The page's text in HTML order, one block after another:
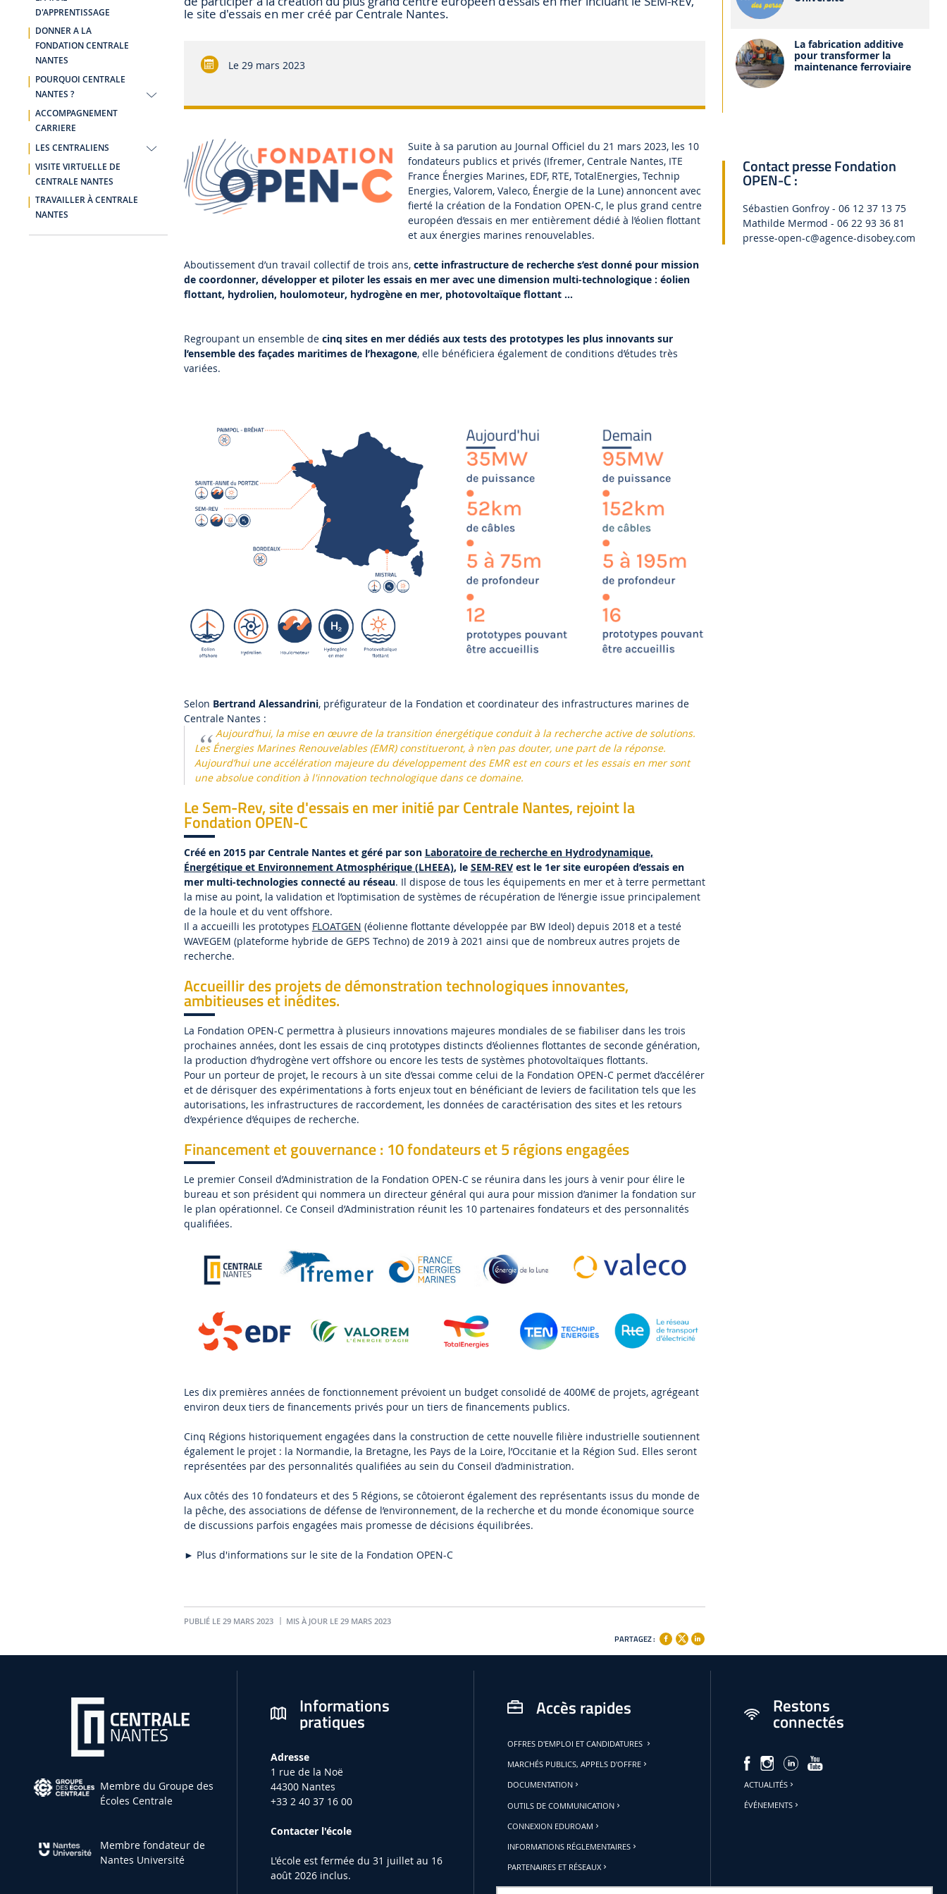
D'APPRENTISSAGE
DONNER A LA
FONDATION CENTRALE
NANTES
POURQUOI CENTRALE
NANTES ?
ACCOMPAGNEMENT
CARRIERE
LES CENTRALIENS
VISITE VIRTUELLE DE
CENTRALE NANTES
TRAVAILLER À CENTRALE
NANTES
le site d'essais en mer créé par Centrale Nantes.
Le 29 mars 2023
Suite à sa parution au Journal Officiel du 21 mars 2023, les 10
fondateurs publics et privés (Ifremer, Centrale Nantes, ITE
France Énergies Marines, EDF, RTE, TotalEnergies, Technip
Energies, Valorem, Valeco, Énergie de la Lune) annoncent avec
fierté la création de la Fondation OPEN-C, le plus grand centre
européen d’essais en mer entièrement dédié à l’éolien flottant
et aux énergies marines renouvelables.
Aboutissement d’un travail collectif de trois ans, cette infrastructure de recherche s’est donné pour mission
de coordonner, développer et piloter les essais en mer avec une dimension multi-technologique : éolien
flottant, hydrolien, houlomoteur, hydrogène en mer, photovoltaïque flottant …
Regroupant un ensemble de cinq sites en mer dédiés aux tests des prototypesles plus innovants sur
l’ensemble des façades maritimes de l’hexagone, elle bénéficiera également de conditions d’études très
variées.
Selon Bertrand Alessandrini, préfigurateur de la Fondation et coordinateur des infrastructures marines de
Centrale Nantes :
Aujourd’hui, la mise en œuvre de la transition énergétique conduit à la recherche active de solutions.
Les Énergies Marines Renouvelables (EMR) constitueront, à n’en pas douter, une part de la réponse.
Aujourd’hui une accélération majeure du développement des EMR est en cours et les essais en mer sont
une absolue condition à l'innovation technologique dans ce domaine.
Le Sem-Rev, site d'essais en mer initié par Centrale Nantes, rejoint la
Fondation OPEN-C
Créé en 2015 par Centrale Nantes et géré par son Laboratoire de recherche en Hydrodynamique,
Énergétique et Environnement Atmosphérique (LHEEA), le SEM-REVest le 1er site européen d’essais en
mer multi-technologies connecté au réseau. Il dispose de tous les équipements en mer et à terre permettant
la mise au point, la validation et l’optimisation de systèmes de récupération de l’énergie issue principalement
de la houle et du vent offshore.
Il a accueilli les prototypes FLOATGEN (éolienne flottante développée par BW Ideol) depuis 2018 et a testé
WAVEGEM (plateforme hybride de GEPS Techno) de 2019 à 2021 ainsi que de nombreux autres projets de
recherche.
Accueillir des projets de démonstration technologiques innovantes,
ambitieuses et inédites.
La Fondation OPEN-C permettra à plusieurs innovations majeures mondiales de se fiabiliser dans les trois
prochaines années, dont les essais de cinq prototypes distincts d’éoliennes flottantes de seconde génération,
la production d’hydrogène vert offshore ou encore les tests de systèmes photovoltaïques flottants.
Pour un porteur de projet, le recours à un site d’essai comme celui de la Fondation OPEN-C permet d’accélérer
et de dérisquer des expérimentations à forts enjeux tout en bénéficiant de leviers de facilitation tels que les
autorisations, les infrastructures de raccordement, les données de caractérisation des sites et les retours
d’expérience d’équipes de recherche.
Financement et gouvernance : 10 fondateurs et 5 régions engagées
Le premier Conseil d’Administration de la Fondation OPEN-C se réunira dans les jours à venir pour élire le
bureau et son président qui nommera un directeur général qui aura pour mission d’animer la fondation sur
le plan opérationnel. Ce Conseil d’Administration réunit les 10 partenaires fondateurs et des personnalités
qualifiées.
Les dix premières années de fonctionnement prévoient un budget consolidé de 400M€ de projets, agrégeant
environ deux tiers de financements privés pour un tiers de financements publics.
Cinq Régions historiquement engagées dans la construction de cette nouvelle filière industrielle soutiennent
également le projet : la Normandie, la Bretagne, les Pays de la Loire, l’Occitanie et la Région Sud. Elles seront
représentées par des personnalités qualifiées au sein du Conseil d’administration.
Aux côtés des 10 fondateurs et des 5 Régions, se côtoieront également des représentants issus du monde de
la pêche, des associations de défense de l’environnement, de la recherche et du monde économique source
de discussions parfois engagées mais promesse de décisions équilibrées.
► Plus d'informations sur le site de la Fondation OPEN-C
PUBLIÉ LE 29 MARS 2023 MIS À JOUR LE 29 MARS 2023
PARTAGEZ :
La fabrication additive
pour transformer la
maintenance ferroviaire
Contact presse Fondation
OPEN-C :
Sébastien Gonfroy - 06 12 37 13 75
Mathilde Mermod - 06 22 93 36 81
presse-open-c@agence-disobey.com
Membre du Groupe des
Écoles Centrale
Membre fondateur de
Nantes Université
Informations
pratiques
Adresse
1 rue de la Noë
44300 Nantes
+33 2 40 37 16 00
Contacter l'école
L'école est fermée du 31 juillet au 16
août 2026 inclus.
Accès rapides
OFFRES D'EMPLOI ET CANDIDATURES
MARCHÉS PUBLICS, APPELS D'OFFRE
DOCUMENTATION
OUTILS DE COMMUNICATION
CONNEXION EDUROAM
INFORMATIONS RÉGLEMENTAIRES
PARTENAIRES ET RÉSEAUX
Restons
connectés
ACTUALITÉS
ÉVÉNEMENTS